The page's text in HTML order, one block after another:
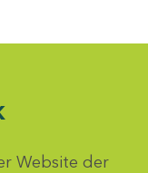
Website der